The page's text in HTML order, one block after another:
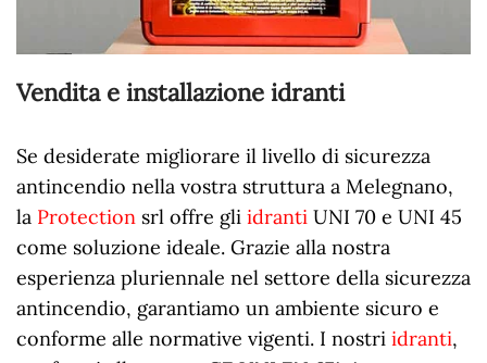
Vendita e installazione idranti
Se desiderate migliorare il livello di sicurezza
antincendio nella vostra struttura a Melegnano,
la Protection srl offre gli idranti UNI 70 e UNI 45
come soluzione ideale. Grazie alla nostra
esperienza pluriennale nel settore della sicurezza
antincendio, garantiamo un ambiente sicuro e
conforme alle normative vigenti. I nostri idranti,